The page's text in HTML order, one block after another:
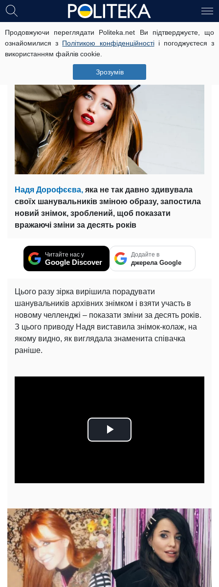
Продовжуючи переглядати Politeka.net Ви підтверджуєте, що
ознайомилися з Політикою конфіденційностіі погоджуєтеся з
використанням файлів cookie.
Зрозумів
Дорофєєва заінтригувала новим
фото: “Буде блондинка в ВІА Грі”
Надя Дорофєєва, яка не так давно здивувала
своїх шанувальників зміною образу, запостила
новий знімок, зроблений, щоб показати
вражаючі зміни за десять років
Читайте нас у
Google Discover
Додайте в
джерела Google
Цього разу зірка вирішила порадувати
шанувальників архівних знімком і взяти участь в
новому челленджі – показати зміни за десять років.
З цього приводу Надя виставила знімок-колаж, на
якому видно, як виглядала знаменита співачка
раніше.
Play